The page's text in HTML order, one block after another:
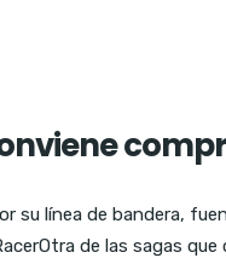
línea de bandera,
de las sagas